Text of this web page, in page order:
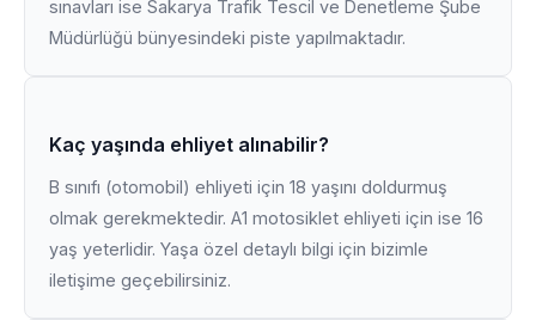
sınavları ise Sakarya Trafik Tescil ve Denetleme Şube
Müdürlüğü bünyesindeki piste yapılmaktadır.
Kaç yaşında ehliyet alınabilir?
B sınıfı (otomobil) ehliyeti için 18 yaşını doldurmuş
olmak gerekmektedir. A1 motosiklet ehliyeti için ise 16
yaş yeterlidir. Yaşa özel detaylı bilgi için bizimle
iletişime geçebilirsiniz.